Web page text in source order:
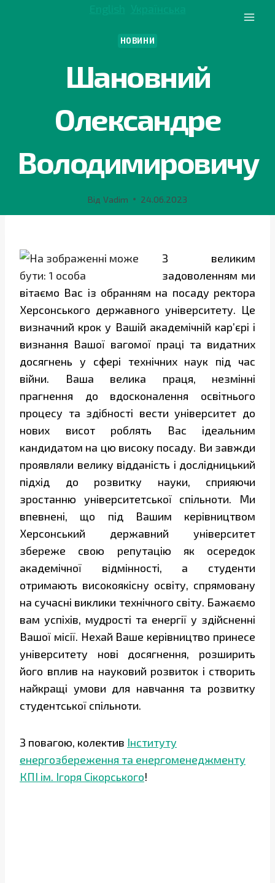
НОВИНИ
Шановний
Олександре
Володимировичу
Від Vadim 24.06.2023
З великим
задоволенням ми
вітаємо Вас із обранням на посаду ректора
Херсонського державного університету. Це
визначний крок у Вашій академічній кар’єрі і
визнання Вашої вагомої праці та видатних
досягнень у сфері технічних наук під час
війни. Ваша велика праця, незмінні
прагнення до вдосконалення освітнього
процесу та здібності вести університет до
нових висот роблять Вас ідеальним
кандидатом на цю високу посаду. Ви завжди
проявляли велику відданість і дослідницький
підхід до розвитку науки, сприяючи
зростанню університетської спільноти. Ми
впевнені, що під Вашим керівництвом
Херсонський державний університет
збереже свою репутацію як осередок
академічної відмінності, а студенти
отримають високоякісну освіту, спрямовану
на сучасні виклики технічного світу. Бажаємо
вам успіхів, мудрості та енергії у здійсненні
Вашої місії. Нехай Ваше керівництво принесе
університету нові досягнення, розширить
його вплив на науковий розвиток і створить
найкращі умови для навчання та розвитку
студентської спільноти.
З повагою, колектив Інституту
енергозбереження та енергоменеджменту
КПІ ім. Ігоря Сікорського!